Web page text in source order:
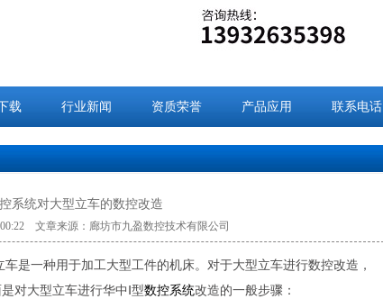
载 行业新闻 资质荣誉 产品应用 联系电话
系统对大型立车的数控改造
文章来源：廊坊市九盈数控技术有限公司
车是一种用于加工大型工件的机床。对于大型立车进行数控改造，
对大型立车进行华中Ⅰ型数控系统改造的一般步骤：